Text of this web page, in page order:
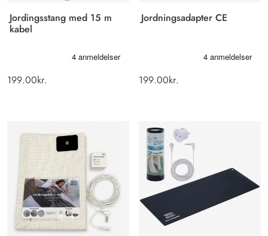
Jordingsstang med 15 m
kabel
199.00kr.
Jordningsadapter CE
199.00kr.